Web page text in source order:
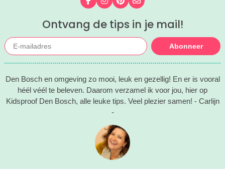
Volg ons op Facebook
Volg ons op Instagram
Volg ons op Pinterest
Mail ons
Ontvang de tips in je mail!
Abonneer
Den Bosch en omgeving zo mooi, leuk en gezellig! En er is vooral
héél véél te beleven. Daarom verzamel ik voor jou, hier op
Kidsproof Den Bosch, alle leuke tips. Veel plezier samen! - Carlijn
-